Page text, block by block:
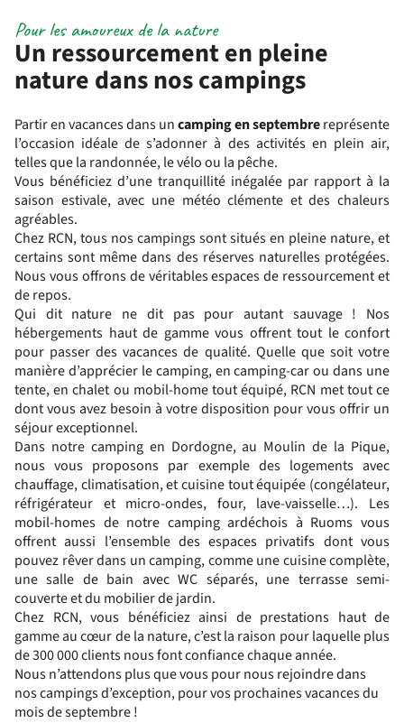
Un ressourcement en pleine
nature dans nos campings
Pour les amoureux de la nature
Partir en vacances dans uncamping en septembrereprésente
l’occasion idéale de s’adonner à des activités en plein air,
telles que la randonnée, le vélo ou la pêche.
Vous bénéficiez d’une tranquillité inégalée par rapport à la
saison estivale, avec une météo clémente et des chaleurs
agréables.
Chez RCN, tous nos campings sont situés en pleine nature, et
certains sont même dans des réserves naturelles protégées.
Nous vous offrons de véritables espaces de ressourcement et
de repos.
Qui dit nature ne dit pas pour autant sauvage ! Nos
hébergements haut de gamme vous offrent tout le confort
pour passer des vacances de qualité. Quelle que soit votre
manière d’apprécier le camping, en camping-car ou dans une
tente, en chalet ou mobil-home tout équipé, RCN met tout ce
dont vous avez besoin à votre disposition pour vous offrir un
séjour exceptionnel.
Dans notre camping en Dordogne, au Moulin de la Pique,
nous vous proposons par exemple des logements avec
chauffage, climatisation, et cuisine tout équipée (congélateur,
réfrigérateur et micro-ondes, four, lave-vaisselle…). Les
mobil-homes de notre camping ardéchois à Ruoms vous
offrent aussi l’ensemble des espaces privatifs dont vous
pouvez rêver dans un camping, comme une cuisine complète,
une salle de bain avec WC séparés, une terrasse semi-
couverte et du mobilier de jardin.
Chez RCN, vous bénéficiez ainsi de prestations haut de
gamme au cœur de la nature, c’est la raison pour laquelle plus
de 300 000 clients nous font confiance chaque année.
Nous n’attendons plus que vous pour nous rejoindre dans
nos campings d’exception, pour vos prochaines vacances du
mois de septembre !